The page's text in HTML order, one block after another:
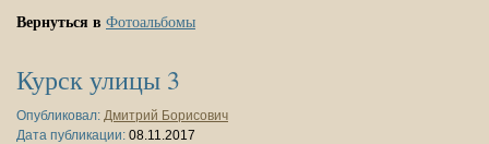
Вернуться в Фотоальбомы
Курск улицы 3
Опубликовал: Дмитрий Борисович
Дата публикации: 08.11.2017